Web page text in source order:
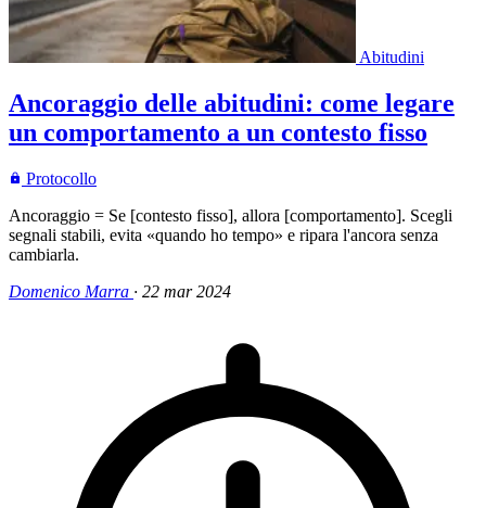
Abitudini
Ancoraggio delle abitudini: come legare
un comportamento a un contesto fisso
Protocollo
Ancoraggio = Se [contesto fisso], allora [comportamento]. Scegli
segnali stabili, evita «quando ho tempo» e ripara l'ancora senza
cambiarla.
Domenico Marra · 22 mar 2024